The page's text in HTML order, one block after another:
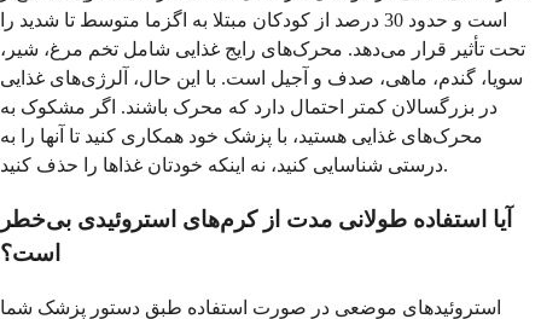
است و حدود 30 درصد از کودکان مبتلا به اگزما متوسط تا شدید را
تحت تأثیر قرار می‌دهد. محرک‌های رایج غذایی شامل تخم مرغ، شیر،
سویا، گندم، ماهی، صدف و آجیل است. با این حال، آلرژی‌های غذایی
در بزرگسالان کمتر احتمال دارد که محرک باشند. اگر مشکوک به
محرک‌های غذایی هستید، با پزشک خود همکاری کنید تا آنها را به
درستی شناسایی کنید، نه اینکه خودتان غذاها را حذف کنید.
آیا استفاده طولانی مدت از کرم‌های استروئیدی بی‌خطر
است؟
استروئیدهای موضعی در صورت استفاده طبق دستور پزشک شما